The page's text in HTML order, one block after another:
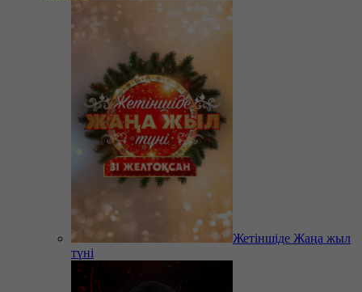
Жетіншіде Жаңа жыл
түні